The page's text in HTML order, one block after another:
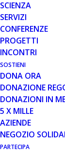
SCIENZA
SERVIZI
CONFERENZE
PROGETTI
INCONTRI
SOSTIENI
DONA ORA
DONAZIONE
DONAZIONI IN
5 X MILLE
AZIENDE
NEGOZIO
PARTECIPA
BECKER
ReveraGen
annunciano in
fondi per
pazienti con